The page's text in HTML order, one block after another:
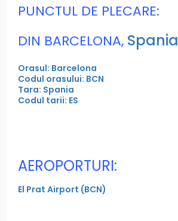
PUNCTUL DE PLECARE:
DIN BARCELONA, Spania
Orasul: Barcelona
Codul orasului: BCN
Tara: Spania
Codul tarii: ES
AEROPORTURI:
El Prat Airport (BCN)